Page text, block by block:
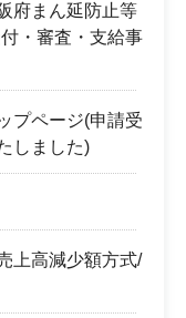
府まん延防止等
・審査・支給事
プページ(申請受
しました)
上高減少額方式/